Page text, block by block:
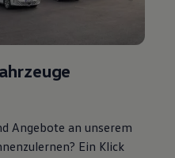
Angebote an unserem
Ein Klick